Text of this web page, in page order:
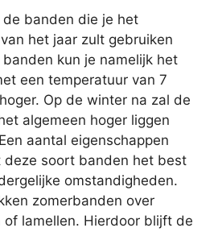
banden die je het
het jaar zult gebruiken
kun je namelijk het
een temperatuur van 7
Op de winter na zal de
algemeen hoger liggen
aantal eigenschappen
deze soort banden het best
omstandigheden.
zomerbanden over
of lamellen. Hierdoor blijft de